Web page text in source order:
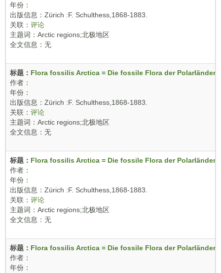
年份：
出版信息：Zürich :F. Schulthess,1868-1883.
关联： 评论
主题词：Arctic regions;北极地区
全文信息：无
标题： Flora fossilis Arctica = Die fossile Flora der Polarländer
作者：
年份：
出版信息：Zürich :F. Schulthess,1868-1883.
关联： 评论
主题词：Arctic regions;北极地区
全文信息：无
标题： Flora fossilis Arctica = Die fossile Flora der Polarländer
作者：
年份：
出版信息：Zürich :F. Schulthess,1868-1883.
关联： 评论
主题词：Arctic regions;北极地区
全文信息：无
标题： Flora fossilis Arctica = Die fossile Flora der Polarländer
作者：
年份：